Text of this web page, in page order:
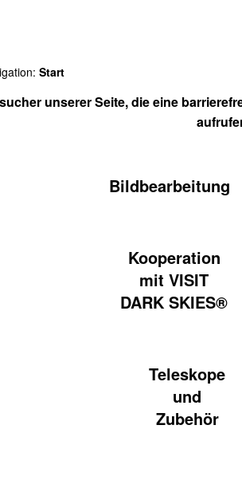
Start
unserer Seite, die eine
Bildbearbeitung
Kooperation
mit VISIT
DARK SKIES®
Teleskope
und
Zubehör